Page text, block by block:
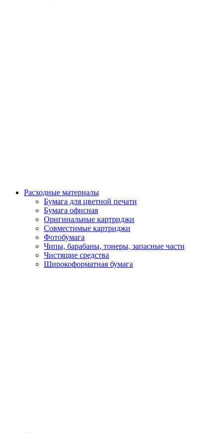
Расходные материалы
Бумага для цветной печати
Бумага офисная
Оригинальные картриджи
Совместимые картриджи
Фотобумага
Чипы, барабаны, тонеры, запасные части
Чистящие средства
Широкоформатная бумага